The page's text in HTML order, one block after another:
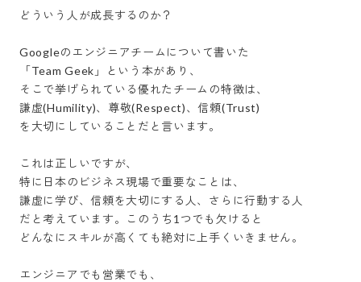
どういう人が成長するのか？
Googleのエンジニアチームについて書いた
「Team Geek」という本があり、
そこで挙げられている優れたチームの特徴は、
謙虚(Humility)、尊敬(Respect)、信頼(Trust)
を大切にしていることだと言います。
これは正しいですが、
特に日本のビジネス現場で重要なことは、
謙虚に学び、信頼を大切にする人、さらに行動する人
だと考えています。このうち1つでも欠けると
どんなにスキルが高くても絶対に上手くいきません。
エンジニアでも営業でも、